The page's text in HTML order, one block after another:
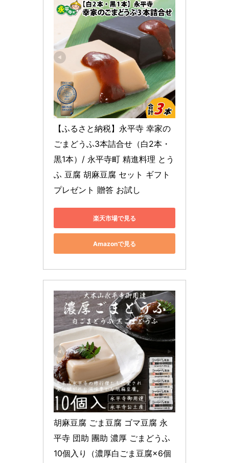
【ふるさと納税】永平寺 幸家の
ごまどうふ3本詰合せ（白2本・
黒1本）/ 永平寺町 精進料理 とう
ふ 豆腐 胡麻豆腐 セット ギフト
プレゼント 贈答 お試し
楽天市場で見る
Amazonで見る
胡麻豆腐 ごま豆腐 ゴマ豆腐 永
平寺 団助 團助 濃厚 ごまどうふ
10個入り（濃厚白ごま豆腐×6個